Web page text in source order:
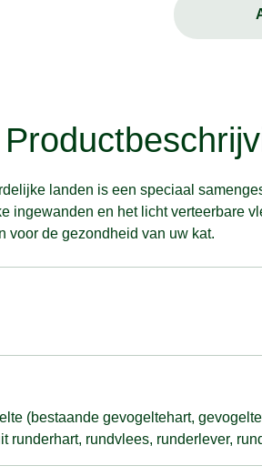
landen is een speciaal
ingewanden en het licht verteerbare
voor de gezondheid van uw kat.
(bestaande gevogeltehart,
runderhart, rundvlees, runderlever,